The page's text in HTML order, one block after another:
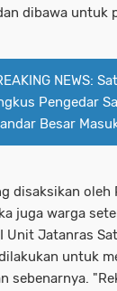
dibawa untuk
NEWS:
Pengedar
Besar
disaksikan
juga warga
Unit Jatanras
untuk
sebenarnya.